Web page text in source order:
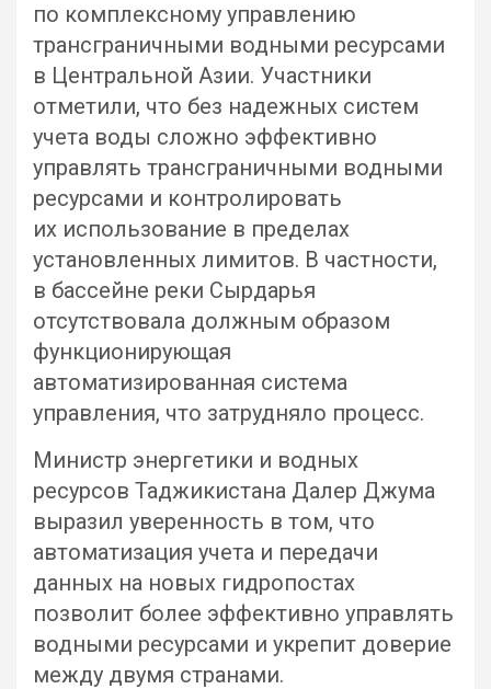
по комплексному управлению
трансграничными водными ресурсами
в Центральной Азии. Участники
отметили, что без надежных систем
учета воды сложно эффективно
управлять трансграничными водными
ресурсами и контролировать
их использование в пределах
установленных лимитов. В частности,
в бассейне реки Сырдарья
отсутствовала должным образом
функционирующая
автоматизированная система
управления, что затрудняло процесс.
Министр энергетики и водных
ресурсов Таджикистана Далер Джума
выразил уверенность в том, что
автоматизация учета и передачи
данных на новых гидропостах
позволит более эффективно управлять
водными ресурсами и укрепит доверие
между двумя странами.